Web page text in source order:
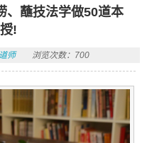
、蘸技法学做50道本
!
师 浏览次数：700